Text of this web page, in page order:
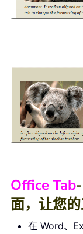
Office Tab
面，让您
在 Word、